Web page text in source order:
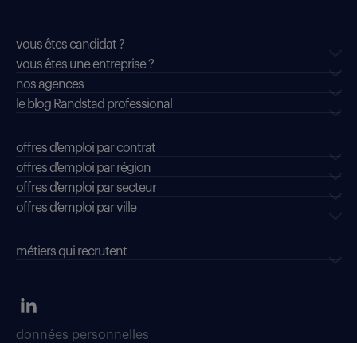
vous êtes candidat ?
vous êtes une entreprise ?
nos agences
le blog Randstad professional
offres d'emploi par contrat
offres d'emploi par région
offres d'emploi par secteur
offres d’emploi par ville
métiers qui recrutent
données personnelles